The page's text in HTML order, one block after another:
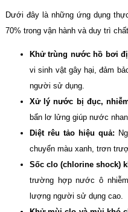
Dưới đây là những ứng dụng
70% trong vận hành và duy trì
Khử trùng nước hồ bơi
vi sinh vật gây hại, đảm
người sử dụng.
Xử lý nước bị đục,
bẩn lơ lửng giúp nước
Diệt rêu tảo hiệu quả:
chuyển màu xanh, trơn
Sốc clo (chlorine shock)
trường hợp nước ô
lượng người sử dụng cao.